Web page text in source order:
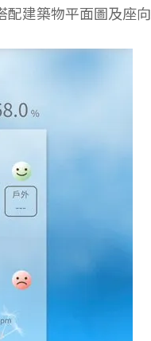
建築物平面圖及座